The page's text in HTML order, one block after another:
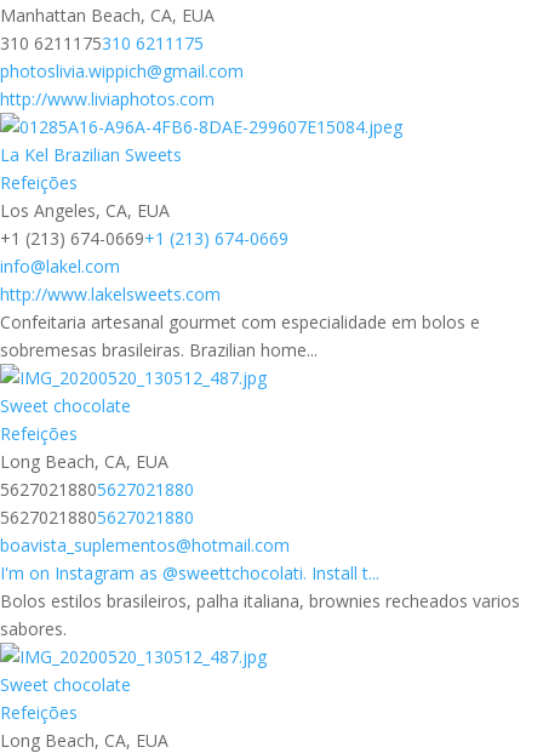
Manhattan Beach, CA, EUA
310 6211175310 6211175
photoslivia.wippich@gmail.com
http://www.liviaphotos.com
La Kel Brazilian Sweets
Refeições
Los Angeles, CA, EUA
+1 (213) 674-0669+1 (213) 674-0669
info@lakel.com
http://www.lakelsweets.com
Confeitaria artesanal gourmet com especialidade em bolos e
sobremesas brasileiras. Brazilian home...
Sweet chocolate
Refeições
Long Beach, CA, EUA
56270218805627021880
56270218805627021880
boavista_suplementos@hotmail.com
I'm on Instagram as @sweettchocolati. Install t...
Bolos estilos brasileiros, palha italiana, brownies recheados varios
sabores.
Sweet chocolate
Refeições
Long Beach, CA, EUA